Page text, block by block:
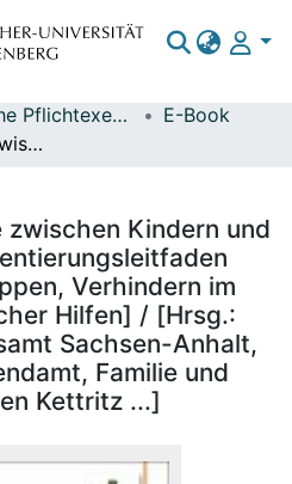
Elektronische Pflichtexemplare
E-Book
Sexuelle Übergriffe zwischen Kindern und Jugendlichen : [Orientierungsleitfaden zum Erkennen, Stoppen, Verhindern im Rahmen erzieherischer Hilfen] / [Hrsg.: Landesverwaltungsamt Sachsen-Anhalt, Referat Landesjugendamt, Familie und Frauen. Red.: Torsten Kettritz ...]
Kindern und
Verhindern im
Hilfen] / [Hrsg.:
Sachsen-Anhalt,
Familie und
Kettritz ...]